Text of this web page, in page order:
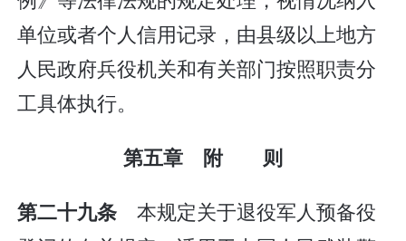
单位或者个人信用记录，由县级以上地方
人民政府兵役机关和有关部门按照职责分
工具体执行。
第五章 附 则
第二十九条 本规定关于退役军人预备役